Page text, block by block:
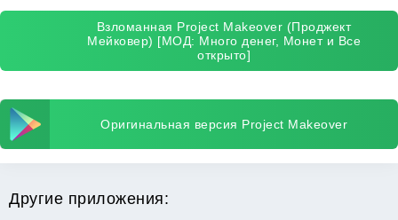
Взломанная Project Makeover (Проджект
Мейковер) [МОД: Много денег, Монет и Все
открыто]
Оригинальная версия Project Makeover
Другие приложения: